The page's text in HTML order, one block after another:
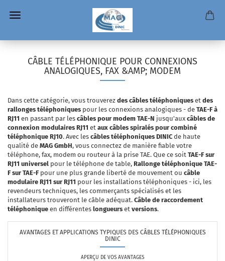
CÂBLE TÉLÉPHONIQUE POUR CONNEXIONS
ANALOGIQUES, FAX &AMP; MODEM
Dans cette catégorie, vous trouverez des câbles téléphoniques et des
rallonges téléphoniques pour les connexions analogiques - de TAE-F à
RJ11 en passant par les câbles pour modem TAE-N jusqu'aux câbles de
connexion modulaires RJ11 et aux câbles spiralés pour combiné
téléphonique RJ10. Avec les câbles téléphoniques DINIC de haute
qualité de MAG GmbH, vous connectez de manière fiable votre
téléphone, fax, modem ou routeur à la prise TAE. Que ce soit TAE-F sur
RJ11 universel pour le téléphone de table, Rallonge téléphonique TAE-
F sur TAE-Fpour une plus grande liberté de mouvement ou câble
modulaire RJ11 sur RJ11 pour les installations téléphoniques - ici, les
revendeurs techniques, les commerçants spécialisés et les
installateurs trouveront le câble adéquat. Câble de raccordement
téléphonique en différentes longueurs et versions.
AVANTAGES ET APPLICATIONS TYPIQUES DES CÂBLES TÉLÉPHONIQUES
DINIC
APERÇU DE VOS AVANTAGES